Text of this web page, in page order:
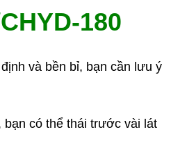
180
và bền bỉ, bạn cần lưu ý
có thể thái trước vài lát